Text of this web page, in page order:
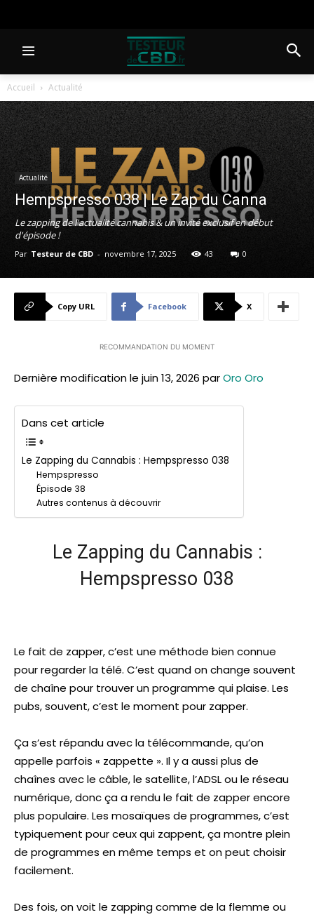
Accueil Actualité
Actualité
Hempspresso 038 | Le Zap du Canna
Le zapping de l'actualité cannabis & un invité exclusif en début
d'épisode !
Par Testeur de CBD - novembre 17, 2025 43 0
Copy URL Facebook X
RECOMMANDATION DU MOMENT
Dernière modification le juin 13, 2026 parOro Oro
Dans cet article
Le Zapping du Cannabis : Hempspresso 038
Hempspresso
Épisode 38
Autres contenus à découvrir
Le Zapping du Cannabis :
Hempspresso 038
Le fait de zapper, c’est une méthode bien connue
pour regarder la télé. C’est quand on change souvent
de chaîne pour trouver un programme qui plaise. Les
pubs, souvent, c’est le moment pour zapper.
Ça s’est répandu avec la télécommande, qu’on
appelle parfois « zappette ». Il y a aussi plus de
chaînes avec le câble, le satellite, l’ADSL ou le réseau
numérique, donc ça a rendu le fait de zapper encore
plus populaire. Les mosaïques de programmes, c’est
typiquement pour ceux qui zappent, ça montre plein
de programmes en même temps et on peut choisir
facilement.
Des fois, on voit le zapping comme de la flemme ou